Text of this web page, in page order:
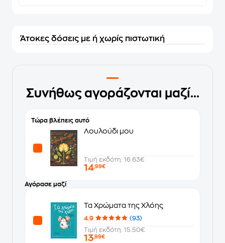
Άτοκες δόσεις με ή χωρίς πιστωτική
Συνήθως αγοράζονται μαζί...
Τώρα βλέπεις αυτό
Λουλούδι μου
Τιμή εκδότη: 16.63€
14,99€
Αγόρασε μαζί
Τα Χρώματα της Χλόης
4.9
(93)
Τιμή εκδότη: 15.50€
13,99€